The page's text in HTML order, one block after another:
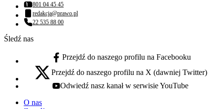
Numer telefonu:
801 04 45 45
Adres email:
redakcja@prawo.pl
Numer telefonu:
22 535 88 00
Śledź nas
facebook - otwiera się w nowej karcie
Przejdź do naszego profilu na Facebooku
x - otwiera się w nowej karcie
Przejdź do naszego profilu na X (dawniej Twitter)
youtube - otwiera się w nowej karcie
Odwiedź nasz kanał w serwisie YouTube
O nas